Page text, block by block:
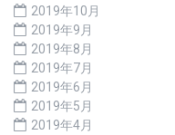
2019年10月
2019年9月
2019年8月
2019年7月
2019年6月
2019年5月
2019年4月